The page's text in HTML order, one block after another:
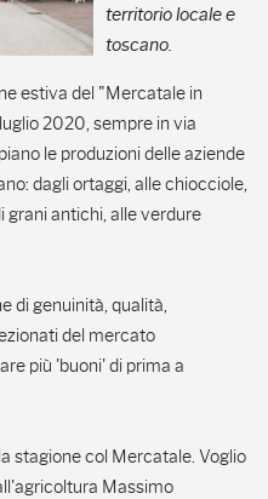
territorio locale e
toscano.
estiva del "Mercatale in
2020, sempre in via
le produzioni delle aziende
dagli ortaggi, alle chiocciole,
grani antichi, alle verdure
di genuinità, qualità,
del mercato
più 'buoni' di prima a
stagione col Mercatale. Voglio
Massimo